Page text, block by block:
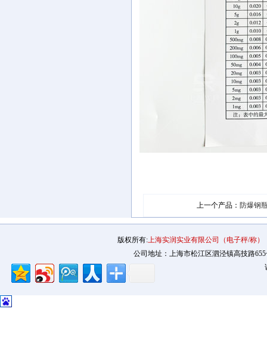
上一个产品： 防爆钢
版权所有:上海实润实业有限公司（电子秤/称）
公司地址：上海市松江区泗泾镇高技路655